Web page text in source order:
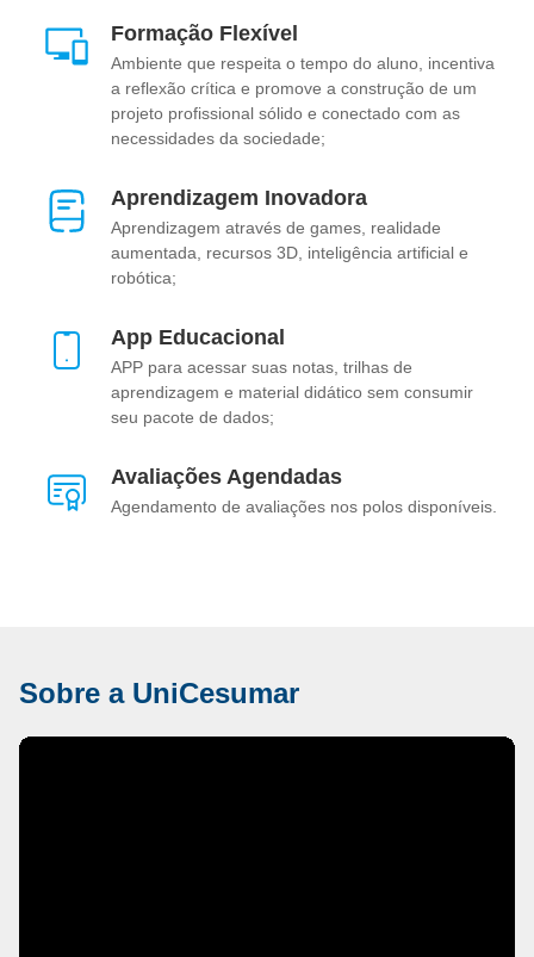
Formação Flexível
Ambiente que respeita o tempo do aluno, incentiva
a reflexão crítica e promove a construção de um
projeto profissional sólido e conectado com as
necessidades da sociedade;
Aprendizagem Inovadora
Aprendizagem através de games, realidade
aumentada, recursos 3D, inteligência artificial e
robótica;
App Educacional
APP para acessar suas notas, trilhas de
aprendizagem e material didático sem consumir
seu pacote de dados;
Avaliações Agendadas
Agendamento de avaliações nos polos disponíveis.
Sobre a UniCesumar